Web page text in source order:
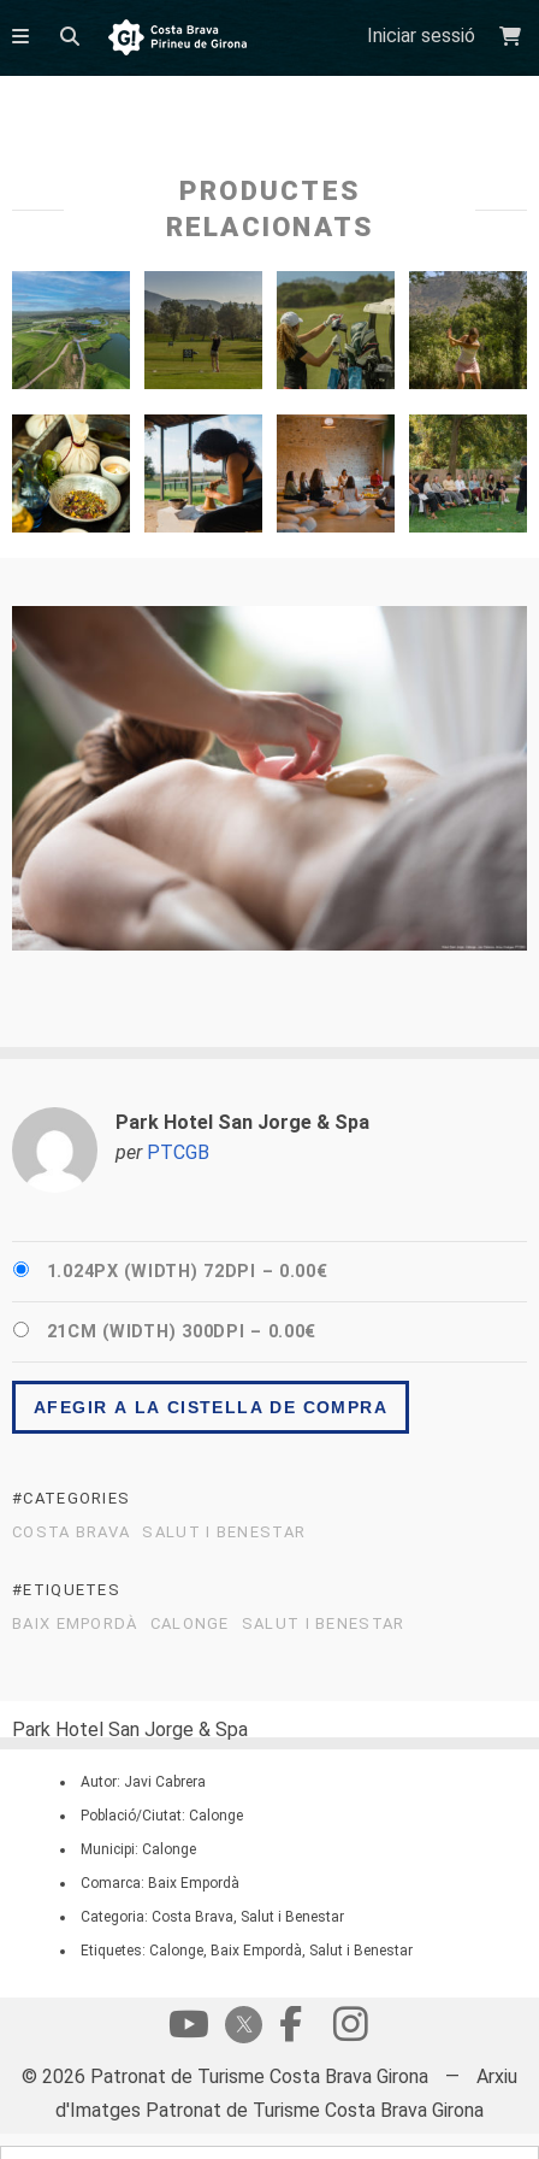
Iniciar sessió
PRODUCTES
RELACIONATS
Park Hotel San Jorge & Spa
per PTCGB
1.024PX (WIDTH) 72DPI – 0.00€
21CM (WIDTH) 300DPI – 0.00€
AFEGIR A LA CISTELLA DE COMPRA
#CATEGORIES
COSTA BRAVA
SALUT I BENESTAR
#ETIQUETES
BAIX EMPORDÀ
CALONGE SALUT I BENESTAR
Park Hotel San Jorge & Spa
Autor: Javi Cabrera
Població/Ciutat: Calonge
Municipi: Calonge
Comarca: Baix Empordà
Categoria: Costa Brava, Salut i Benestar
Etiquetes: Calonge, Baix Empordà, Salut i Benestar
© 2026 Patronat de Turisme Costa Brava Girona —
Arxiu
d'Imatges Patronat de Turisme Costa Brava Girona